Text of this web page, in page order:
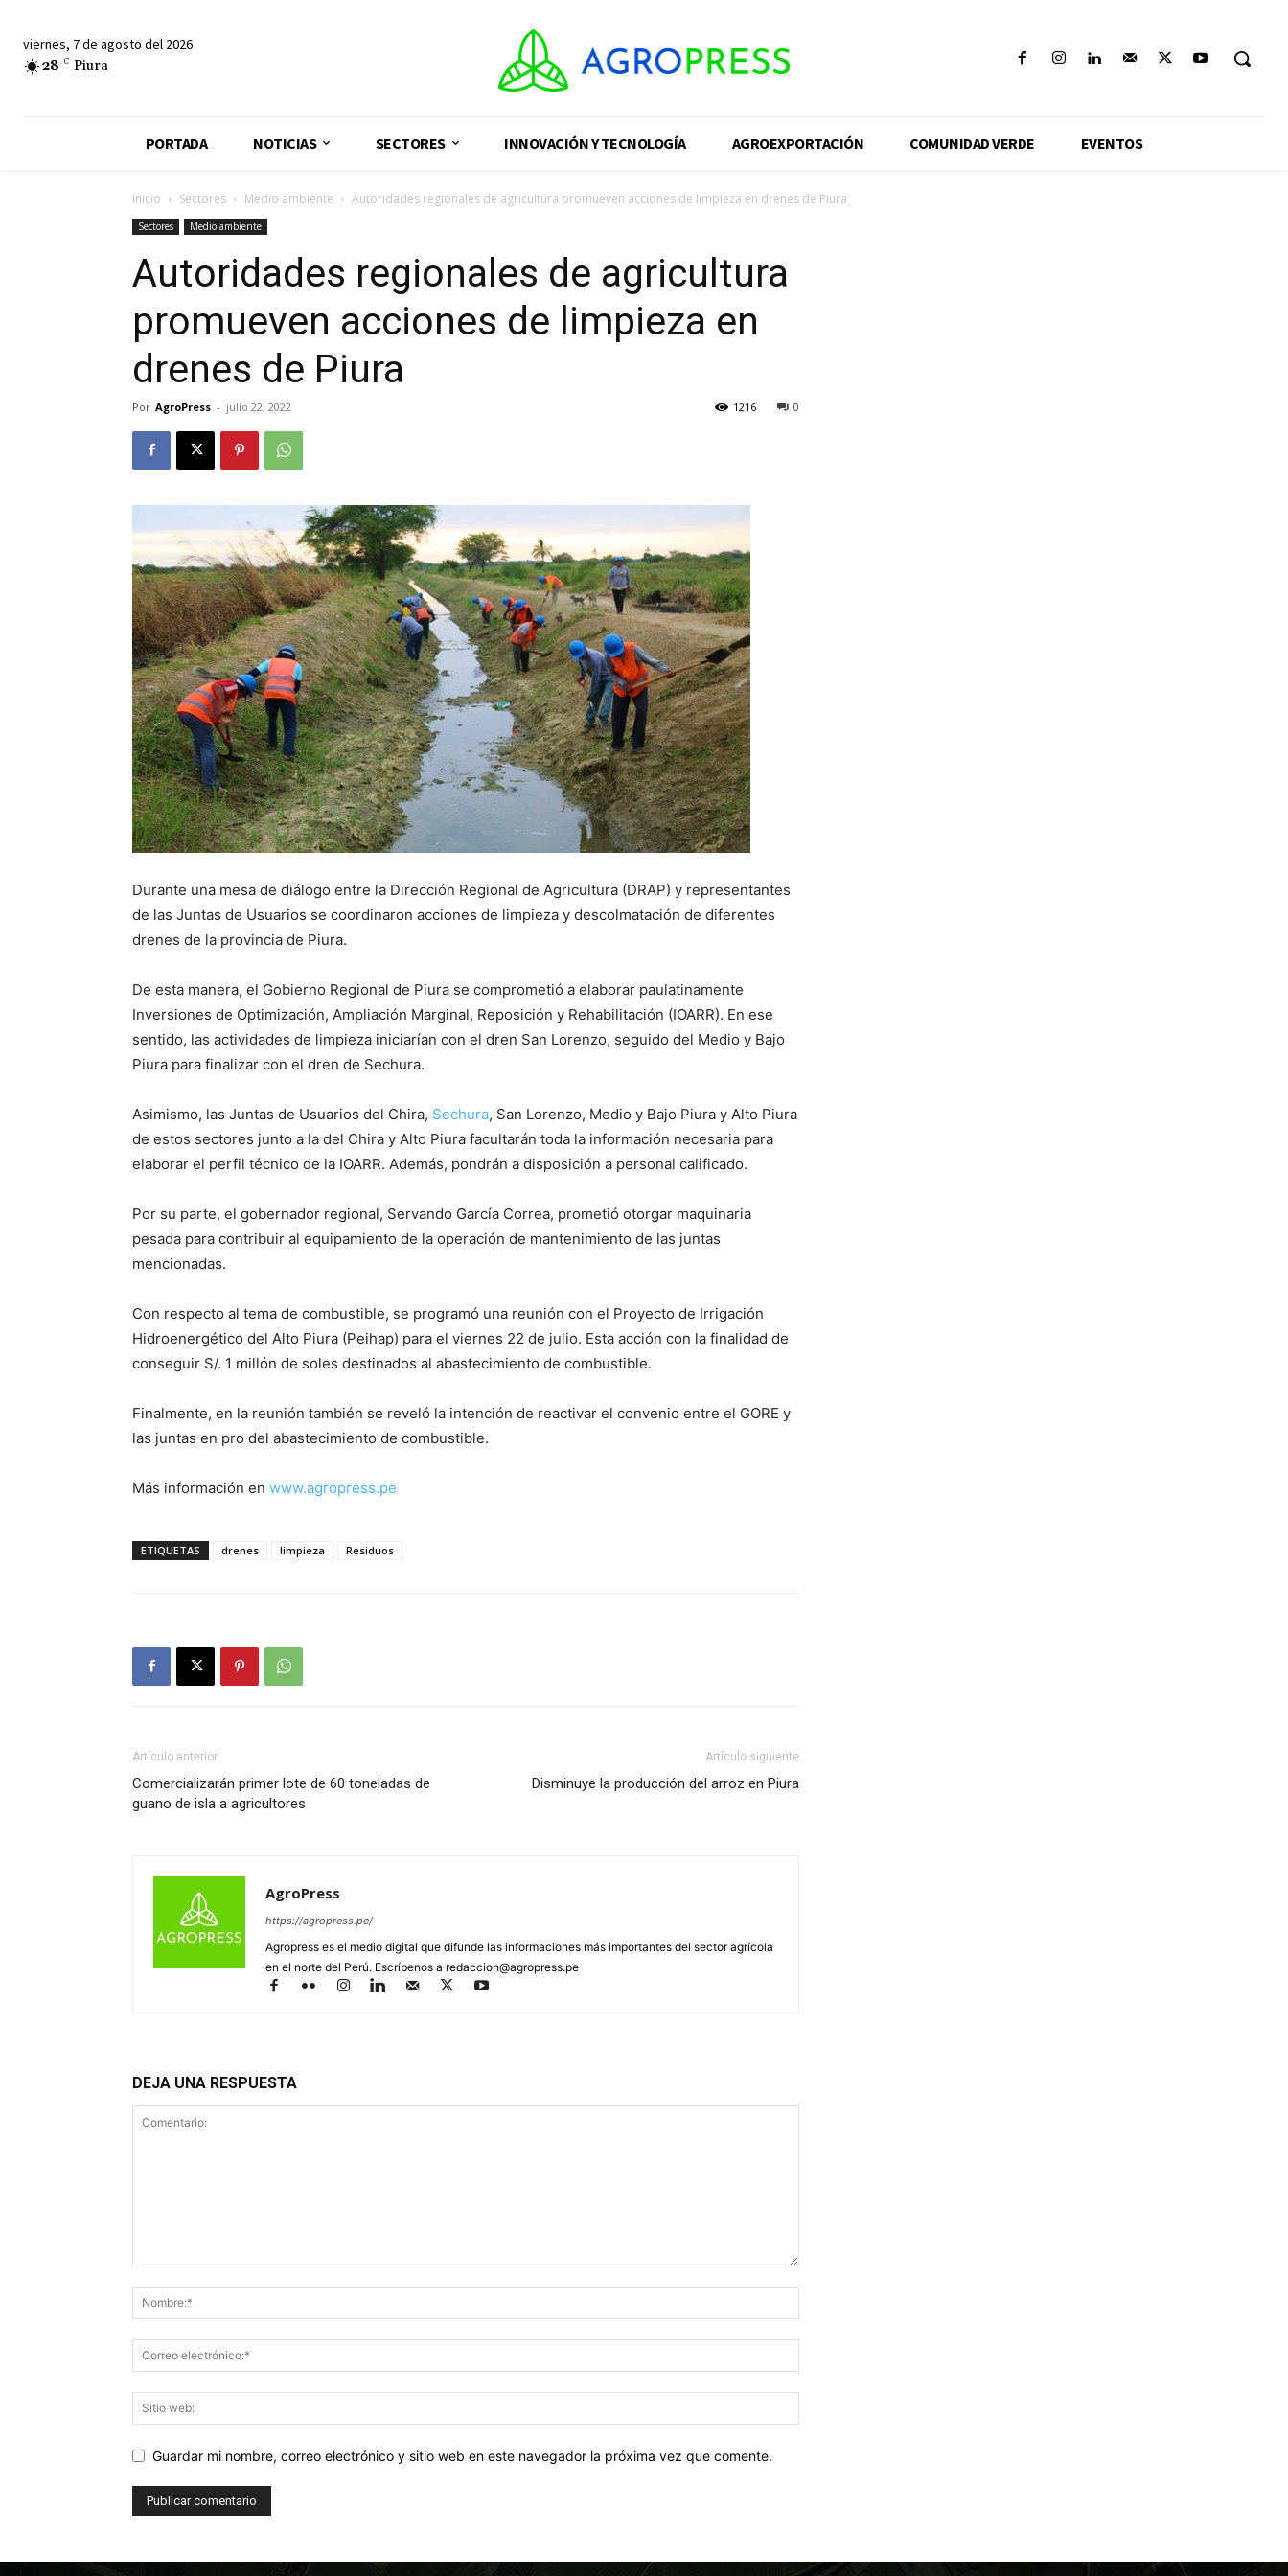
viernes, 7 de agosto del 2026
28 C Piura
PORTADA NOTICIAS SECTORES INNOVACIÓN Y TECNOLOGÍA AGROEXPORTACIÓN COMUNIDAD VERDE EVENTOS
Inicio Sectores Medio ambiente Autoridades regionales de agricultura promueven acciones de limpieza en drenes de Piura
Sectores Medio ambiente
Autoridades regionales de agricultura
promueven acciones de limpieza en
drenes de Piura
Por AgroPress - julio 22, 2022 0
1216
Durante una mesa de diálogo entre la Dirección Regional de Agricultura (DRAP) y representantes
de las Juntas de Usuarios se coordinaron acciones de limpieza y descolmatación de diferentes
drenes de la provincia de Piura.
De esta manera, el Gobierno Regional de Piura se comprometió a elaborar paulatinamente
Inversiones de Optimización, Ampliación Marginal, Reposición y Rehabilitación (IOARR). En ese
sentido, las actividades de limpieza iniciarían con el dren San Lorenzo, seguido del Medio y Bajo
Piura para finalizar con el dren de Sechura.
Asimismo, las Juntas de Usuarios del Chira, Sechura, San Lorenzo, Medio y Bajo Piura y Alto Piura
de estos sectores junto a la del Chira y Alto Piura facultarán toda la información necesaria para
elaborar el perfil técnico de la IOARR. Además, pondrán a disposición a personal calificado.
Por su parte, el gobernador regional, Servando García Correa, prometió otorgar maquinaria
pesada para contribuir al equipamiento de la operación de mantenimiento de las juntas
mencionadas.
Con respecto al tema de combustible, se programó una reunión con el Proyecto de Irrigación
Hidroenergético del Alto Piura (Peihap) para el viernes 22 de julio. Esta acción con la finalidad de
conseguir S/. 1 millón de soles destinados al abastecimiento de combustible.
Finalmente, en la reunión también se reveló la intención de reactivar el convenio entre el GORE y
las juntas en pro del abastecimiento de combustible.
Más información en www.agropress.pe
ETIQUETAS drenes limpieza Residuos
Artículo anterior
Comercializarán primer lote de 60 toneladas de
guano de isla a agricultores
Artículo siguiente
Disminuye la producción del arroz en Piura
AgroPress
https://agropress.pe/
Agropress es el medio digital que difunde las informaciones más importantes del sector agrícola
en el norte del Perú. Escríbenos a redaccion@agropress.pe
DEJA UNA RESPUESTA
Guardar mi nombre, correo electrónico y sitio web en este navegador la próxima vez que comente.